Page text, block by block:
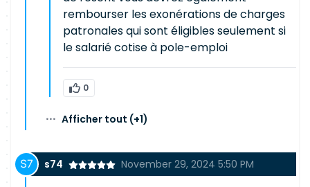
rembourser les exonérations de charges
patronales qui sont éligibles seulement si
le salarié cotise à pole-emploi
0
··· Afficher tout (+1)
s74 November 29, 2024 5:50 PM